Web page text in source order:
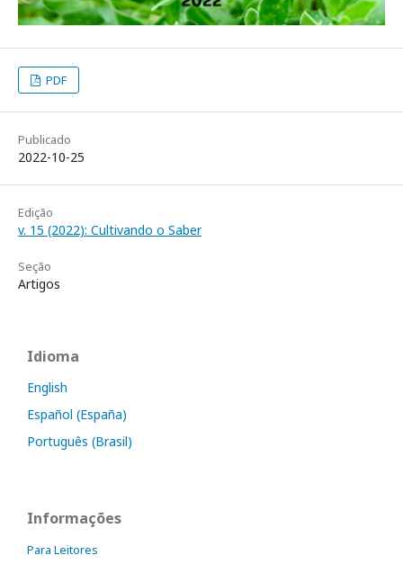
PDF
Publicado
2022-10-25
Edição
v. 15 (2022): Cultivando o Saber
Seção
Artigos
Idioma
English
Español (España)
Português (Brasil)
Informações
Para Leitores